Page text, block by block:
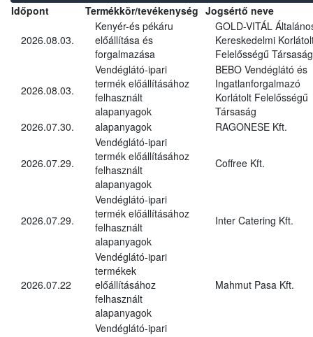
Időpont Termékkör/tevékenység Jogsértő neve
2026.08.03.
Kenyér-és pékáru
előállítása és
forgalmazása
GOLD-VITÁL
Kereskedelmi
Felelősségű Társaság
2026.08.03.
Vendéglátó-ipari
termék előállításához
felhasznált
alapanyagok
BEBO Vendéglátó és
Ingatlanforgalmazó
Korlátolt Felelősségű
Társaság
2026.07.30.
alapanyagok RAGONESE Kft.
2026.07.29.
Vendéglátó-ipari
termék előállításához
felhasznált
alapanyagok
Coffree Kft.
2026.07.29.
Vendéglátó-ipari
termék előállításához
felhasznált
alapanyagok
Inter Catering Kft.
2026.07.22
Vendéglátó-ipari
termékek
előállításához
felhasznált
alapanyagok
Mahmut Pasa Kft.
Vendéglátó-ipari